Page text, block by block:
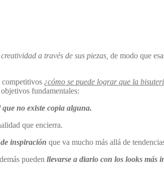
a través de sus piezas, de modo que
¿cómo se puede lograr que la
fundamentales:
que no existe copia alguna.
que encierra.
inspiración que va mucho más allá de
pueden llevarse a diario con los looks más